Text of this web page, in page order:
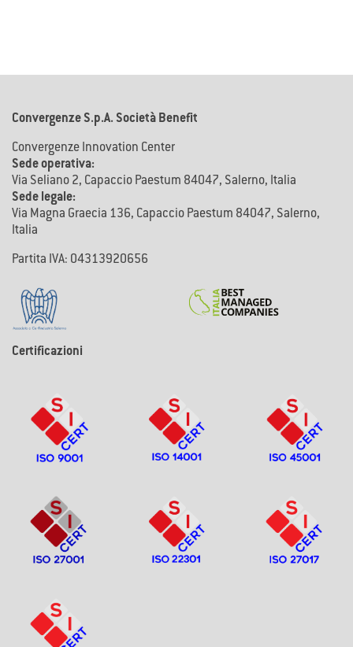
Convergenze S.p.A. Società Benefit
Convergenze Innovation Center
Sede operativa:
Via Seliano 2, Capaccio Paestum 84047, Salerno, Italia
Sede legale:
Via Magna Graecia 136, Capaccio Paestum 84047, Salerno,
Italia
Partita IVA: 04313920656
Certificazioni